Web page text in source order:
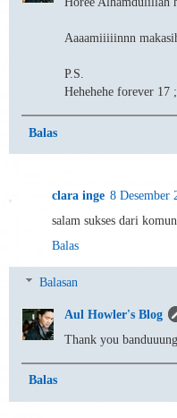
Aaaamiiiiinnn
P.S.
Hehehehe forever 17
Balas
clara inge 8 Desember
salam sukses dari
Balas
Balasan
Aul Howler's Blog
Thank you banduuung
Balas